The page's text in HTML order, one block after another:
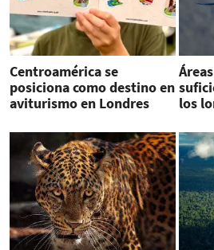
Centroamérica se
posiciona como destino en
aviturismo en Londres
los